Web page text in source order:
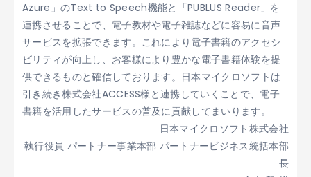
Azure」のText to Speech機能と「PUBLUS Reader」を
連携させることで、電子教材や電子雑誌などに容易に音声
サービスを拡張できます。これにより電子書籍のアクセシ
ビリティが向上し、お客様により豊かな電子書籍体験を提
供できるものと確信しております。日本マイクロソフトは
引き続き株式会社ACCESS様と連携していくことで、電子
書籍を活用したサービスの普及に貢献してまいります。
日本マイクロソフト株式会社
執行役員 パートナー事業本部 パートナービジネス統括本部
長